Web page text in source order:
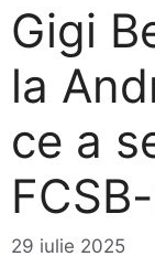
Gigi
la
ce a
29 iulie 2025